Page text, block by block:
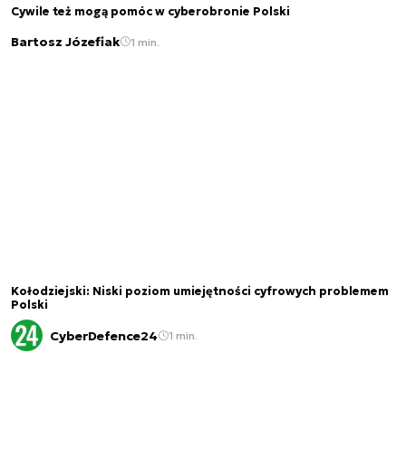
Cywile też mogą pomóc w cyberobronie Polski
Bartosz Józefiak 1 min.
Kołodziejski: Niski poziom umiejętności cyfrowych problemem
Polski
CyberDefence24 1 min.